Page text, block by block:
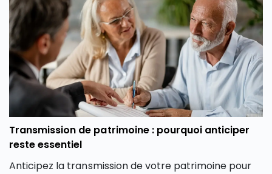
Transmission de patrimoine : pourquoi anticiper
reste essentiel
Anticipez la transmission de votre patrimoine pour